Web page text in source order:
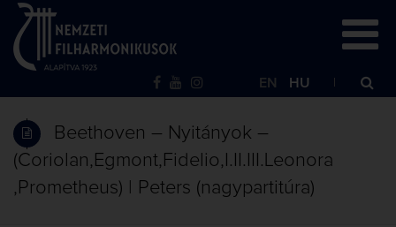
EN HU
Beethoven – Nyitányok –
(Coriolan,Egmont,Fidelio,I.II.III.Leonora
,Prometheus) | Peters (nagypartitúra)